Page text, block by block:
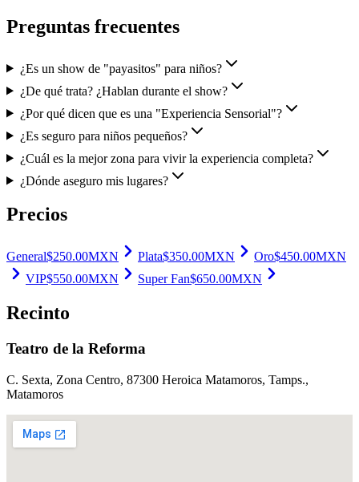
Preguntas frecuentes
¿Es un show de "payasitos" para niños?
¿De qué trata? ¿Hablan durante el show?
¿Por qué dicen que es una "Experiencia Sensorial"?
¿Es seguro para niños pequeños?
¿Cuál es la mejor zona para vivir la experiencia completa?
¿Dónde aseguro mis lugares?
Precios
General$250.00MXN Plata$350.00MXN Oro$450.00MXN
VIP$550.00MXN Super Fan$650.00MXN
Recinto
Teatro de la Reforma
C. Sexta, Zona Centro, 87300 Heroica Matamoros, Tamps.,
Matamoros